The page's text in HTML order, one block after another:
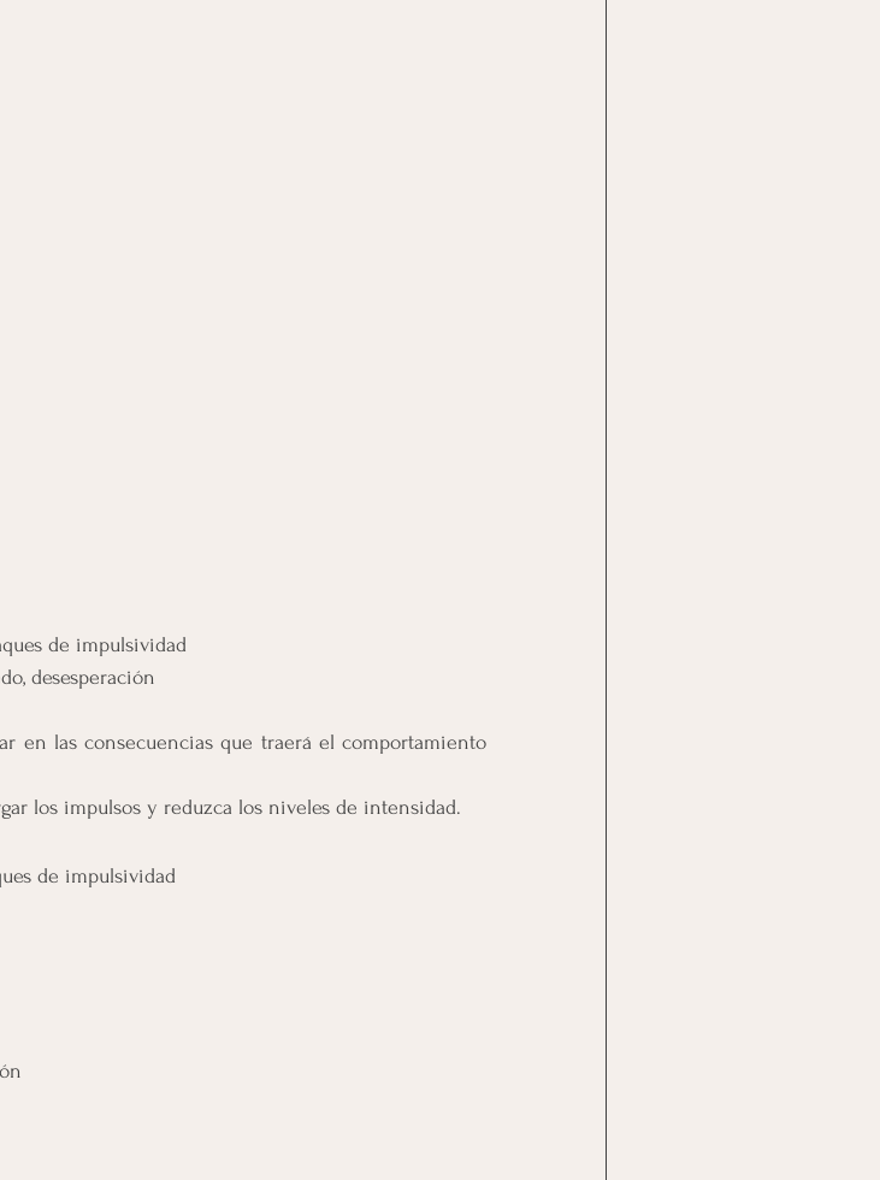
de impulsividad
desesperación
en las consecuencias que traerá el comportamiento
los impulsos y reduzca los niveles de intensidad.
de impulsividad